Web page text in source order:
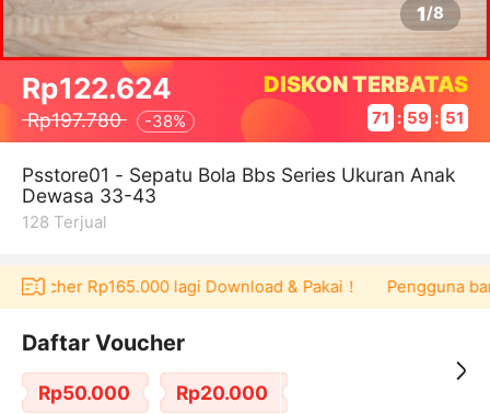
1/8
Rp122.624
Rp197.780 -38%
DISKON TERBATAS
71 : 59 : 50
Psstore01 - Sepatu Bola Bbs Series Ukuran Anak
Dewasa 33-43
128 Terjual
Rp165.000 lagi Download & Pakai！ Pengguna
Daftar Voucher
Rp50.000 Rp20.000